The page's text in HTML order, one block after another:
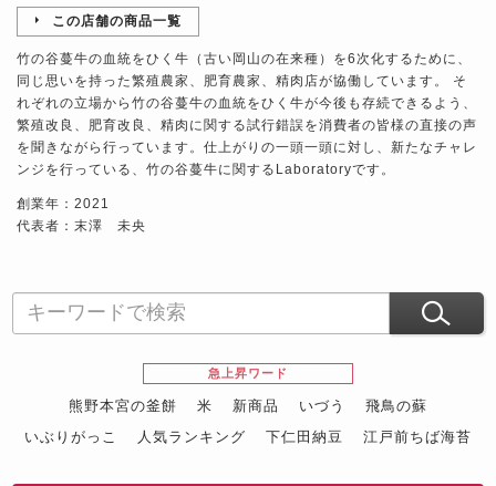
この店舗の商品一覧
竹の谷蔓牛の血統をひく牛（古い岡山の在来種）を6次化するために、
同じ思いを持った繁殖農家、肥育農家、精肉店が協働しています。 そ
れぞれの立場から竹の谷蔓牛の血統をひく牛が今後も存続できるよう、
繁殖改良、肥育改良、精肉に関する試行錯誤を消費者の皆様の直接の声
を聞きながら行っています。仕上がりの一頭一頭に対し、新たなチャレ
ンジを行っている、竹の谷蔓牛に関するLaboratoryです。
創業年：2021
代表者：末澤 未央
急上昇ワード
熊野本宮の釜餅 米 新商品 いづう
飛鳥の蘇
いぶりがっこ
人気ランキング 下仁田納豆
江戸前ちば海苔